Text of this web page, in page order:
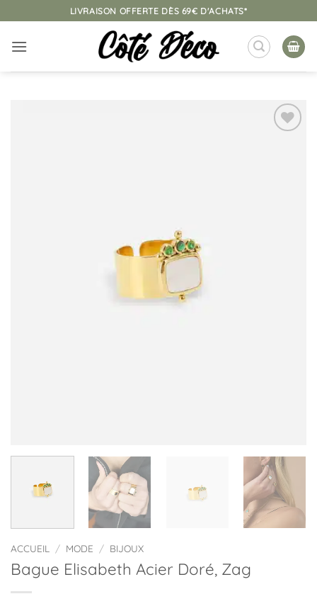
au
contenu
LIVRAISON OFFERTE DÈS 69€ D'ACHATS*
ACCUEIL / MODE / BIJOUX
Bague Elisabeth Acier Doré, Zag